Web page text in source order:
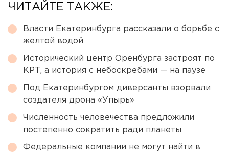
ЧИТАЙТЕ ТАКЖЕ:
Власти Екатеринбурга рассказали о борьбе с
желтой водой
Исторический центр Оренбурга застроят по
КРТ, а история с небоскребами — на паузе
Под Екатеринбургом диверсанты взорвали
создателя дрона «Упырь»
Численность человечества предложили
постепенно сократить ради планеты
Федеральные компании не могут найти в